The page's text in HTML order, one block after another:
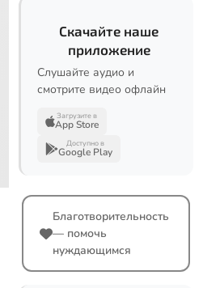
Скачайте наше
приложение
Слушайте аудио и
смотрите видео офлайн
Загрузите в
App Store
Доступно в
Google Play
Благотворительность
— помочь
нуждающимся